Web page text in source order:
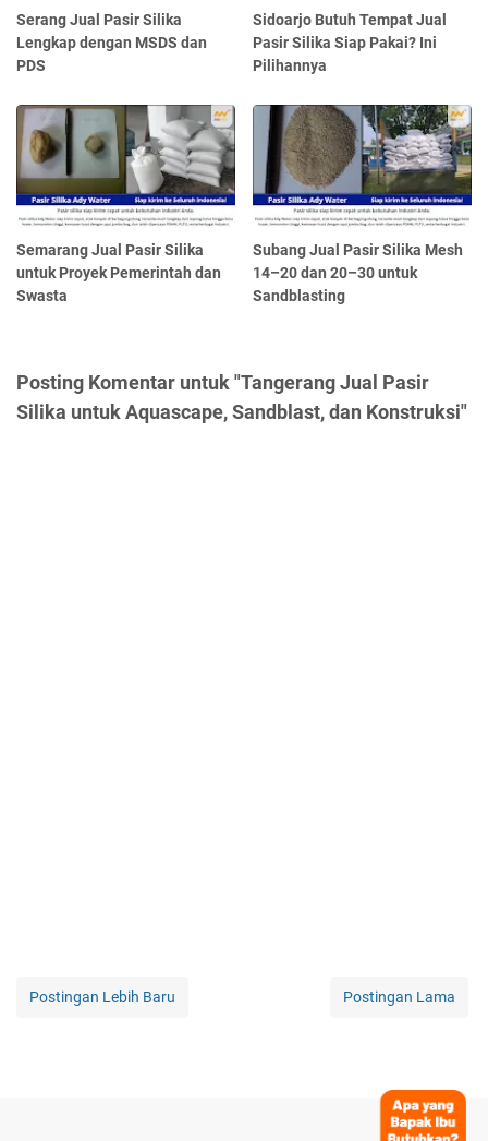
Serang Jual Pasir Silika
Lengkap dengan MSDS dan
PDS
Sidoarjo Butuh Tempat Jual
Pasir Silika Siap Pakai? Ini
Pilihannya
Semarang Jual Pasir Silika
untuk Proyek Pemerintah dan
Swasta
Subang Jual Pasir Silika Mesh
14–20 dan 20–30 untuk
Sandblasting
Posting Komentar untuk "Tangerang Jual Pasir
Silika untuk Aquascape, Sandblast, dan Konstruksi"
Postingan Lebih Baru Postingan Lama